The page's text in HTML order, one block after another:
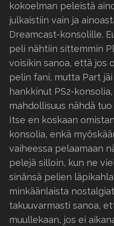
kokoelman peleistä
julkaistiin vain ja
Dreamcast-konsolille.
peli nähtiin sittemmin
voisikin sanoa, että jos
pelin fani, mutta Part
hankkinut PS2-
mahdollisuus nähdä
Itse en koskaan
konsolia, enkä
vaiheessa pelaamaan
pelejä silloin, kun ne
sinänsä pelien
minkäänlaista
takuuvarmasti sanoa,
muullekaan, jos ei